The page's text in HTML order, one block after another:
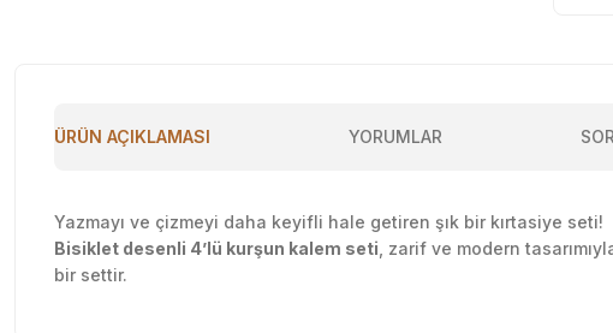
ÜRÜN AÇIKLAMASI YORUMLAR
Yazmayı ve çizmeyi daha keyifli hale getiren şık bir kırtasiye seti!
Bisiklet desenli 4’lü kurşun kalem seti , zarif ve modern
bir settir.